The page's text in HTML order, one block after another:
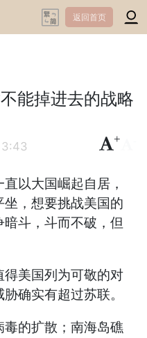
返回首页
能掉进去的战略
+
以大国崛起自居，
，想要挑战美国的
斗，斗而不破，但
美国列为可敬的对
确实有超过苏联。
的扩散；南海岛礁